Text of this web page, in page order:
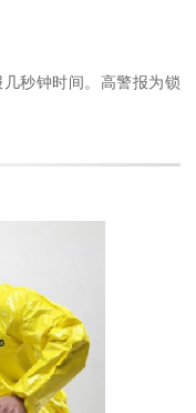
秒钟时间。高警报为锁